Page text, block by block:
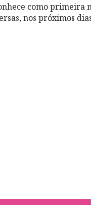
como
nos próximos